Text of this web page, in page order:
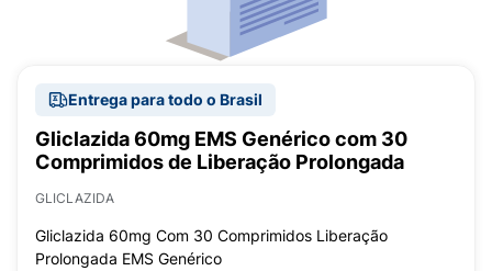
Entrega para todo o Brasil
Gliclazida 60mg EMS Genérico com 30
Comprimidos de Liberação Prolongada
GLICLAZIDA
Gliclazida 60mg Com 30 Comprimidos Liberação
Prolongada EMS Genérico